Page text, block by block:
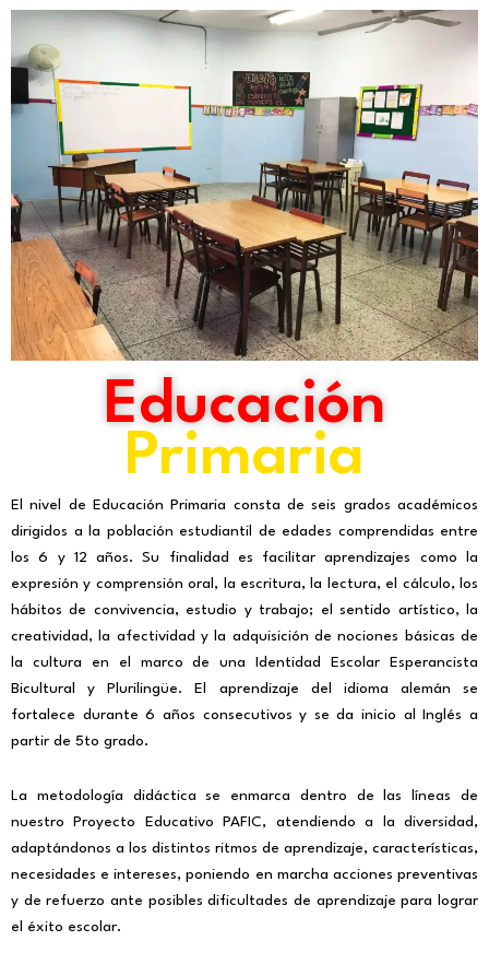
Educación
Primaria
El nivel de Educación Primaria consta de seis grados académicos
dirigidos a la población estudiantil de edades comprendidas entre
los 6 y 12 años. Su finalidad es facilitar aprendizajes como la
expresión y comprensión oral, la escritura, la lectura, el cálculo, los
hábitos de convivencia, estudio y trabajo; el sentido artístico, la
creatividad, la afectividad y la adquisición de nociones básicas de
la cultura en el marco de una Identidad Escolar Esperancista
Bicultural y Plurilingüe. El aprendizaje del idioma alemán se
fortalece durante 6 años consecutivos y se da inicio al Inglés a
partir de 5to grado.
La metodología didáctica se enmarca dentro de las líneas de
nuestro Proyecto Educativo PAFIC, atendiendo a la diversidad,
adaptándonos a los distintos ritmos de aprendizaje, características,
necesidades e intereses, poniendo en marcha acciones preventivas
y de refuerzo ante posibles dificultades de aprendizaje para lograr
el éxito escolar.